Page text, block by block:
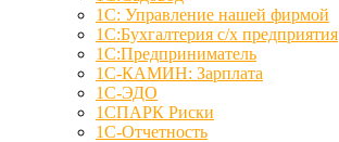
1С: Управление нашей фирмой
1С:Бухгалтерия с/х предприятия
1С:Предприниматель
1С-КАМИН: Зарплата
1С-ЭДО
1СПАРК Риски
1С-Отчетность